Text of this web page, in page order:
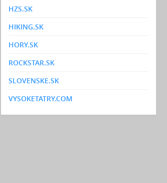
HZS.SK
HIKING.SK
HORY.SK
ROCKSTAR.SK
SLOVENSKE.SK
VYSOKETATRY.COM